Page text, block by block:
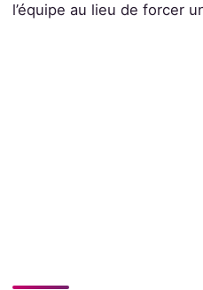
l’équipe au lieu de forcer